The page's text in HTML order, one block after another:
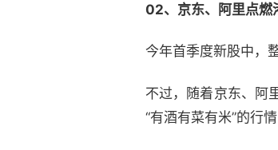
02、京东、阿里点燃
今年首季度新股中，
不过，随着京东、阿
“有酒有菜有米”的行